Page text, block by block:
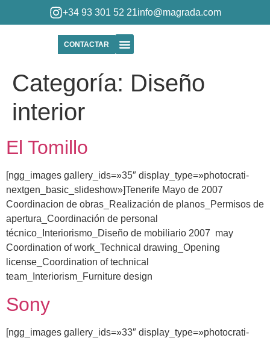
+34 93 301 52 21info@magrada.com
CONTACTAR
Categoría: Diseño
interior
El Tomillo
[ngg_images gallery_ids=»35″ display_type=»photocrati-
nextgen_basic_slideshow»]Tenerife Mayo de 2007
Coordinacion de obras_Realización de planos_Permisos de
apertura_Coordinación de personal
técnico_Interiorismo_Diseño de mobiliario 2007 may
Coordination of work_Technical drawing_Opening
license_Coordination of technical
team_Interiorism_Furniture design
Sony
[ngg_images gallery_ids=»33″ display_type=»photocrati-